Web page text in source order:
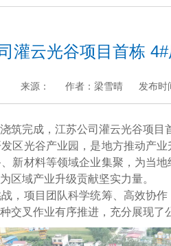
灌云光谷项目首栋
来源： 作者：梁雪晴 发布时
. -
完成，江苏公司灌云光谷项目
光谷产业园，是地方推动产业
新材料等领域企业集聚，为当
区域产业升级贡献坚实力量。
项目团队科学统筹、高效协作
交叉作业有序推进，充分展现了